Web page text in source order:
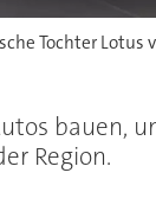
Tochter
bauen,
Region.